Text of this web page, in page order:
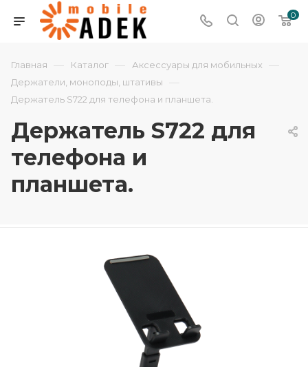
0
Главная — Каталог — Аксессуары для мобильных —
Держатели, моноподы, штативы —
Держатель S722 для телефона и планшета.
Держатель S722 для
телефона и
планшета.